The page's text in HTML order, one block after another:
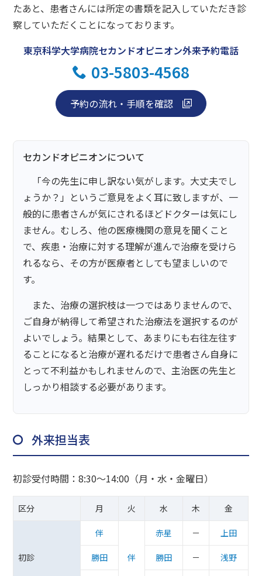
たあと、患者さんには所定の書類を記入していただき診
察していただくことになっております。
東京科学大学病院セカンドオピニオン外来予約電話
03-5803-4568
予約の流れ・手順を確認
セカンドオピニオンについて
「今の先生に申し訳ない気がします。大丈夫でし
ょうか？」というご意見をよく耳に致しますが、一
般的に患者さんが気にされるほどドクターは気にし
ません。むしろ、他の医療機関の意見を聞くこと
で、疾患・治療に対する理解が進んで治療を受けら
れるなら、その方が医療者としても望ましいので
す。
また、治療の選択枝は一つではありませんので、
ご自身が納得して希望された治療法を選択するのが
よいでしょう。結果として、あまりにも右往左往す
ることになると治療が遅れるだけで患者さん自身に
とって不利益かもしれませんので、主治医の先生と
しっかり相談する必要があります。
外来担当表
初診受付時間：8:30～14:00（月・水・金曜日）
区分 月 火 水 木 金
初診
伴
伴
赤星 － 上田
勝田 勝田 － 浅野